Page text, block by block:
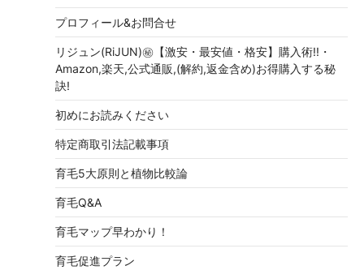
プロフィール&お問合せ
リジュン(RiJUN)㊙【激安・最安値・格安】購入術!!・
Amazon,楽天,公式通販,(解約,返金含め)お得購入する秘
訣!
初めにお読みください
特定商取引法記載事項
育毛5大原則と植物比較論
育毛Q&A
育毛マップ早わかり！
育毛促進プラン